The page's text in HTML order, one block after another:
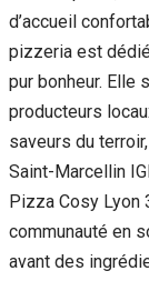
d’accueil
pizzeria est
pur bonheur. Elle
producteurs
saveurs du
Saint-Marcellin
Pizza Cosy Lyon
communauté en
avant des